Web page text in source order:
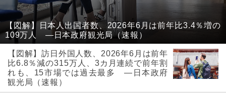
【図解】日本人出国者数、2026年6月は前年比3.4％増の
109万人 ―日本政府観光局（速報）
【図解】訪日外国人数、2026年6月は前年
比6.8％減の315万人、3カ月連続で前年割
れも、15市場では過去最多 ―日本政府
観光局（速報）